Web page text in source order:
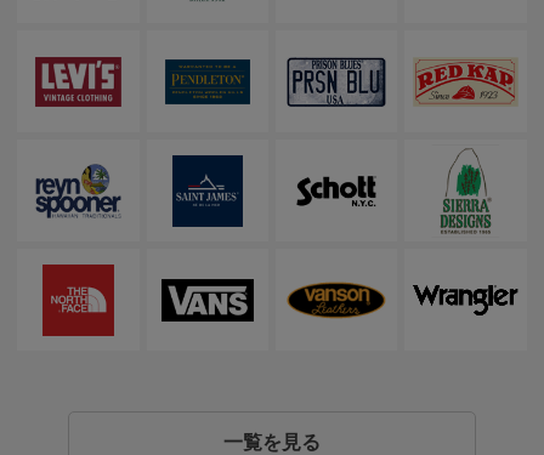
一覧を見る